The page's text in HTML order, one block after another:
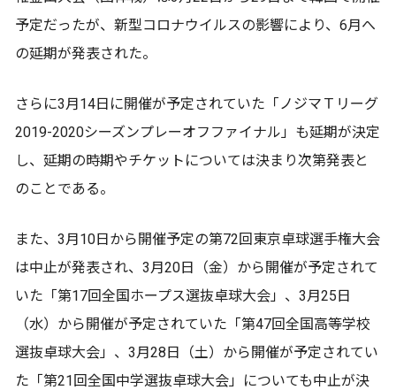
予定だったが、新型コロナウイルスの影響により、6月へ
の延期が発表された。
さらに3月14日に開催が予定されていた「ノジマＴリーグ
2019-2020シーズンプレーオフファイナル」も延期が決定
し、延期の時期やチケットについては決まり次第発表と
のことである。
また、3月10日から開催予定の第72回東京卓球選手権大会
は中止が発表され、3月20日（金）から開催が予定されて
いた「第17回全国ホープス選抜卓球大会」、3月25日
（水）から開催が予定されていた「第47回全国高等学校
選抜卓球大会」、3月28日（土）から開催が予定されてい
た「第21回全国中学選抜卓球大会」についても中止が決